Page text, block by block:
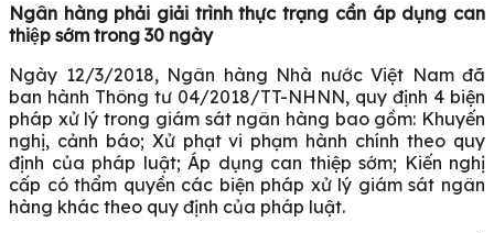
Ngân hàng phải giải trình thực trạng cần áp dụng can
thiệp sớm trong 30 ngày
Ngày 12/3/2018, Ngân hàng Nhà nước Việt Nam đã
ban hành Thông tư 04/2018/TT-NHNN, quy định 4 biện
pháp xử lý trong giám sát ngân hàng bao gồm: Khuyến
nghị, cảnh báo; Xử phạt vi phạm hành chính theo quy
định của pháp luật; Áp dụng can thiệp sớm; Kiến nghị
cấp có thẩm quyền các biện pháp xử lý giám sát ngân
hàng khác theo quy định của pháp luật.